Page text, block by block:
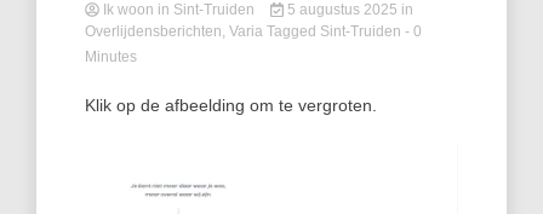
Ik woon in Sint-Truiden 5 augustus 2025 in
Overlijdensberichten, Varia Tagged Sint-Truiden - 0
Minutes
Klik op de afbeelding om te vergroten.